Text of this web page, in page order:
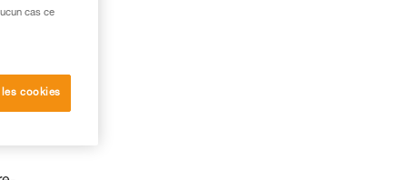
cas ce
cookies